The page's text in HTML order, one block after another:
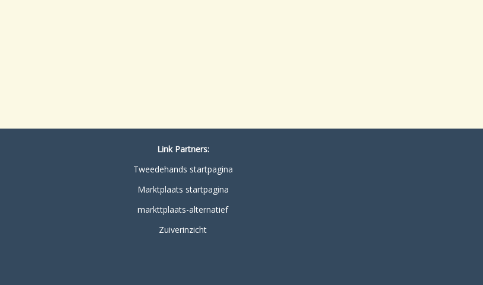
Link Partners:
Tweedehands startpagina
Marktplaats startpagina
markttplaats-alternatief
Zuiverinzicht